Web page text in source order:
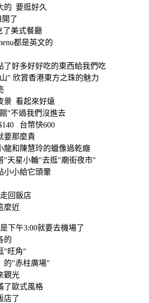
的 要逛好久
了
了美式餐廳
都是英文的
了好多好好吃的東西給我們吃
" 欣賞香港東方之珠的魅力
景 看起來好遠
"不過我們沒進去
台幣快600
要那麼貴
龍和陳慧玲的蠟像過乾癮
"天星小輪"去逛"廟街夜市"
小小給它頭暈
回飯店
麼近
下午3:00就要去機場了
的
"旺角"
的"赤柱廣場"
觀光
了歐式風格
店了